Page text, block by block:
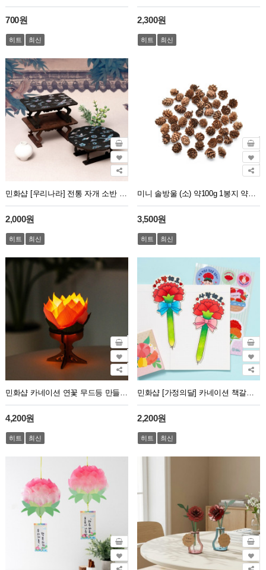
700원
히트 최신
2,300원
히트 최신
민화샵 [우리나라] 전통 자개 소반 공예 / 2종
2,000원
히트 최신
미니 솔방울 (소) 약100g 1봉지 약100개~110개 크기1.5cm~2.5cm
3,500원
히트 최신
민화샵 카네이션 연꽃 무드등 만들기 부처님오신날
4,200원
히트 최신
민화샵 [가정의달] 카네이션 책갈피 볼펜
2,200원
히트 최신